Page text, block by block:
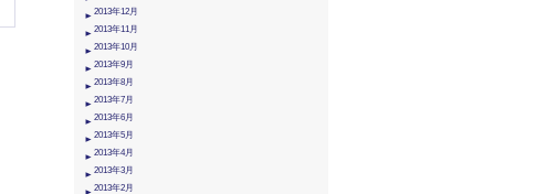
2013年12月
2013年11月
2013年10月
2013年9月
2013年8月
2013年7月
2013年6月
2013年5月
2013年4月
2013年3月
2013年2月